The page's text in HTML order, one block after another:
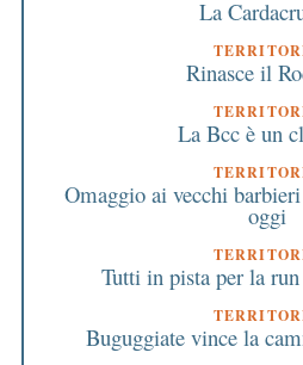
La
Rinasce il
La Bcc è un
Omaggio ai vecchi
oggi
Tutti in pista per la run
Buguggiate vince la